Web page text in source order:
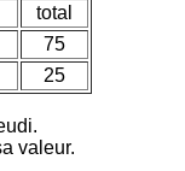
total
75
25
valeur.